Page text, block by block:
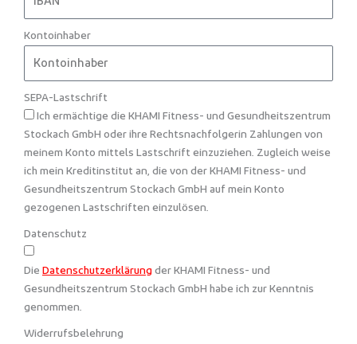
Kontoinhaber
SEPA-Lastschrift
Ich ermächtige die KHAMI Fitness- und Gesundheitszentrum
Stockach GmbH oder ihre Rechtsnachfolgerin Zahlungen von
meinem Konto mittels Lastschrift einzuziehen. Zugleich weise
ich mein Kreditinstitut an, die von der KHAMI Fitness- und
Gesundheitszentrum Stockach GmbH auf mein Konto
gezogenen Lastschriften einzulösen.
Datenschutz
Die Datenschutzerklärung der KHAMI Fitness- und
Gesundheitszentrum Stockach GmbH habe ich zur Kenntnis
genommen.
Widerrufsbelehrung